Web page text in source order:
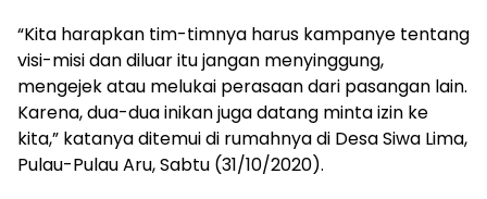
“Kita harapkan tim-timnya harus kampanye tentang
visi-misi dan diluar itu jangan menyinggung,
mengejek atau melukai perasaan dari pasangan lain.
Karena, dua-dua inikan juga datang minta izin ke
kita,” katanya ditemui di rumahnya di Desa Siwa Lima,
Pulau-Pulau Aru, Sabtu (31/10/2020).